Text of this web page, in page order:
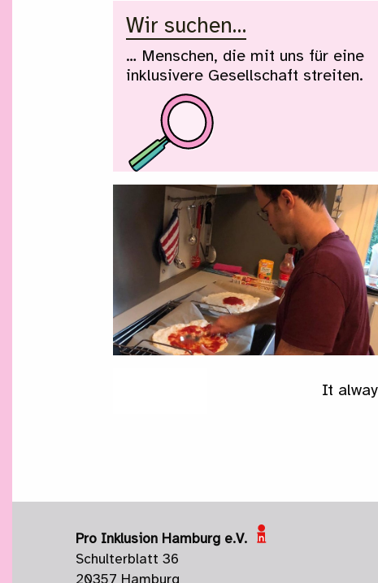
Wir suchen…
… Menschen, die mit uns für eine
inklusivere Gesellschaft streiten.
It
Pro Inklusion Hamburg e.V.
Schulterblatt 36
20357 Hamburg